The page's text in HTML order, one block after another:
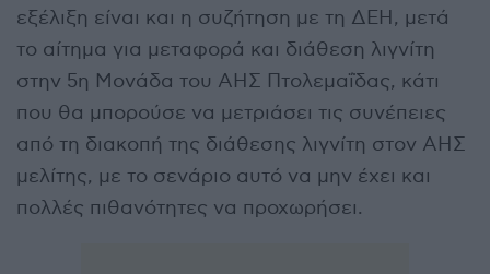
εξέλιξη είναι και η συζήτηση με τη ΔΕΗ, μετά
το αίτημα για μεταφορά και διάθεση λιγνίτη
στην 5η Μονάδα του ΑΗΣ Πτολεμαΐδας, κάτι
που θα μπορούσε να μετριάσει τις συνέπειες
από τη διακοπή της διάθεσης λιγνίτη στον ΑΗΣ
μελίτης, με το σενάριο αυτό να μην έχει και
πολλές πιθανότητες να προχωρήσει.